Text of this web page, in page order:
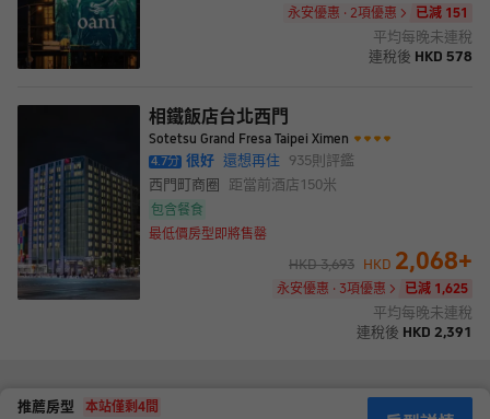
永安優惠 · 2項優惠 已減 151
平均每晚未連稅
連稅後 HKD 578
相鐵飯店台北西門
Sotetsu Grand Fresa Taipei Ximen
4.7分 很好 還想再住 935則評鑑
西門町商圈
距當前酒店 150米
包含餐食
最低價房型即將售罄
HKD3,693 HKD 2,068+
永安優惠 · 3項優惠 已減 1,625
平均每晚未連稅
連稅後 HKD 2,391
推薦房型 本站僅剩4間